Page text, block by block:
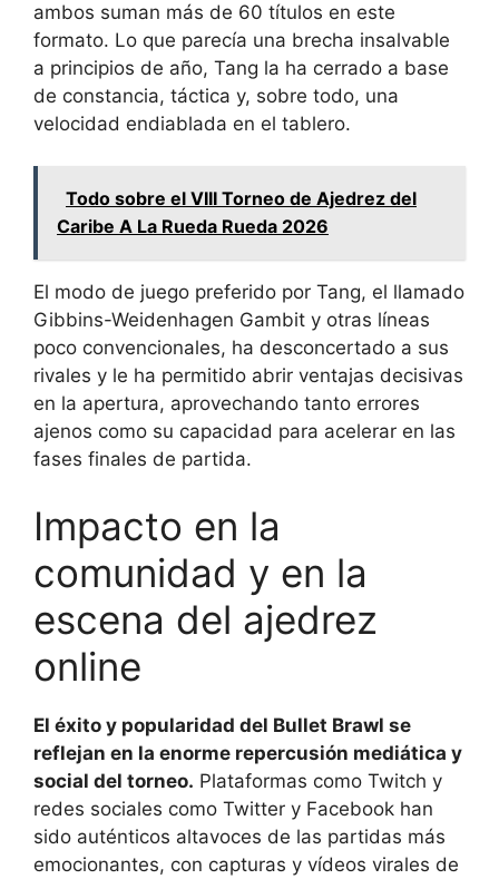
ambos suman más de 60 títulos en este
formato. Lo que parecía una brecha insalvable
a principios de año, Tang la ha cerrado a base
de constancia, táctica y, sobre todo, una
velocidad endiablada en el tablero.
Todo sobre el VIII Torneo de Ajedrez del
Caribe A La Rueda Rueda 2026
El modo de juego preferido por Tang, el llamado
Gibbins-Weidenhagen Gambit y otras líneas
poco convencionales, ha desconcertado a sus
rivales y le ha permitido abrir ventajas decisivas
en la apertura, aprovechando tanto errores
ajenos como su capacidad para acelerar en las
fases finales de partida.
Impacto en la
comunidad y en la
escena del ajedrez
online
El éxito y popularidad del Bullet Brawl se
reflejan en la enorme repercusión mediática y
social del torneo. Plataformas como Twitch y
redes sociales como Twitter y Facebook han
sido auténticos altavoces de las partidas más
emocionantes, con capturas y vídeos virales de